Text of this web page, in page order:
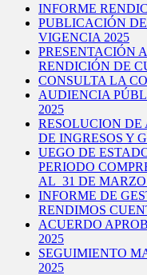
INFORME
PUBLICACIÓN
VIGENCIA 2025
PRESENTACIÓN
RENDICIÓN DE
CONSULTA LA
AUDIENCIA
2025
RESOLUCION DE
DE INGRESOS Y
UEGO DE
PERIODO
AL 31 DE MARZO
INFORME DE
RENDIMOS
ACUERDO
2025
SEGUIMIENTO
2025